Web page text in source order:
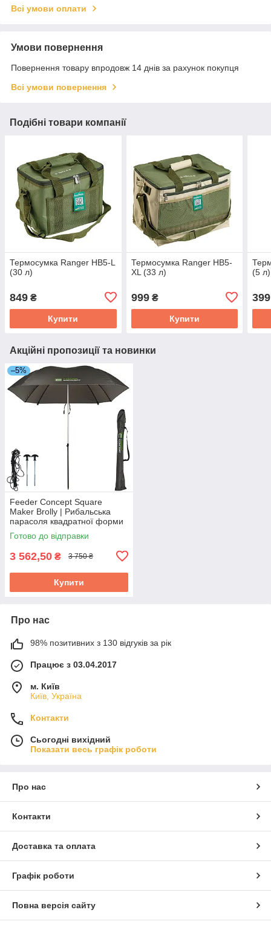
Всі умови оплати
Умови повернення
Повернення товару впродовж 14 днів за рахунок покупця
Всі умови повернення
Подібні товари компанії
Термосумка Ranger HB5-L
(30 л)
849 ₴
Купити
Термосумка Ranger HB5-
XL (33 л)
999₴
Купити
(5 л)
399
Акційні пропозиції та новинки
–5%
Feeder Concept Square
Maker Brolly | Рибальська
парасоля квадратної форми
для фідерної, коропової та
поплавкової риболовлі
Готово до відправки
3 562,50 ₴ 3 750 ₴
Купити
Про нас
98% позитивних з 130 відгуків за рік
Працює з 03.04.2017
м. Київ
Київ, Україна
Контакти
Сьогодні вихідний
Показати весь графік роботи
Про нас
Контакти
Доставка та оплата
Графік роботи
Повна версія сайту